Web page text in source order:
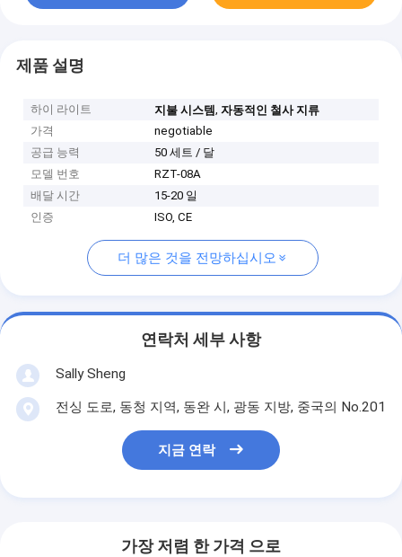
제품 설명
하이 라이트 지불 시스템,자동적인 철사 지류
가격
negotiable
공급 능력
50 세트 / 달
모델 번호
RZT-08A
배달 시간
15-20 일
인증
ISO, CE
더 많은 것을 전망하십시오
연락처 세부 사항
Sally Sheng
전싱 도로, 동청 지역, 동완 시, 광동 지방, 중국의 No.201
지금 연락
가장 저렴 한 가격 으로